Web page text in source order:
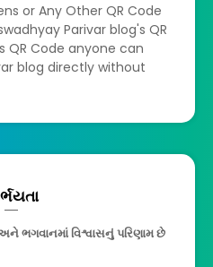
or Any Other QR Code
Parivar blog's QR
QR Code anyone can
blog directly without
અને ભગવાનમાં વિશ્વાસનું પરિણામ છે